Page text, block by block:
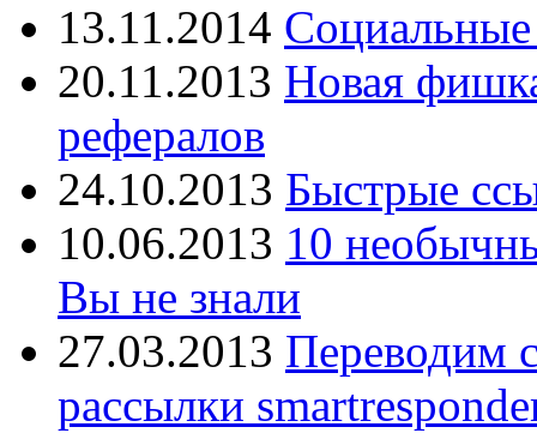
13.11.2014 Социальные
20.11.2013 Новая
рефералов
24.10.2013 Быстрые
10.06.2013 10
Вы не знали
27.03.2013 Переводим
рассылки